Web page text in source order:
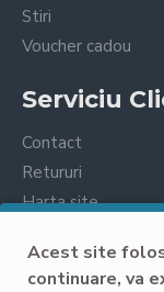
Acest site
continuare, va
Stiri
Voucher cadou
Serviciu
Contact
Retururi
Harta site